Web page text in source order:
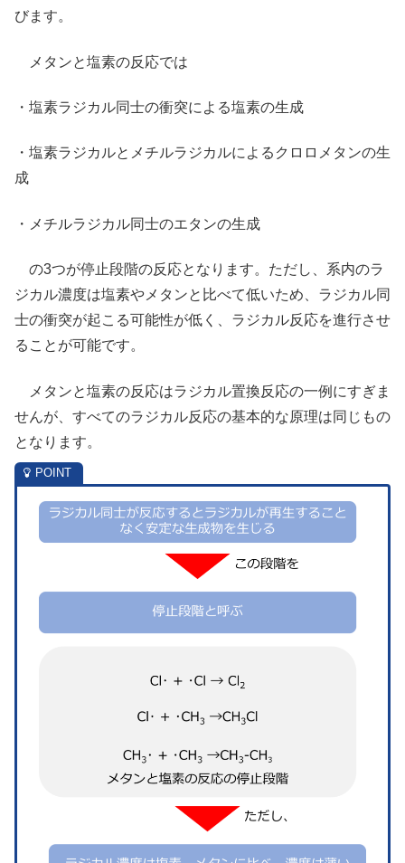
びます。
メタンと塩素の反応では
・塩素ラジカル同士の衝突による塩素の生成
・塩素ラジカルとメチルラジカルによるクロロメタンの生
成
・メチルラジカル同士のエタンの生成
の3つが停止段階の反応となります。ただし、系内のラ
ジカル濃度は塩素やメタンと比べて低いため、ラジカル同
士の衝突が起こる可能性が低く、ラジカル反応を進行させ
ることが可能です。
メタンと塩素の反応はラジカル置換反応の一例にすぎま
せんが、すべてのラジカル反応の基本的な原理は同じもの
となります。